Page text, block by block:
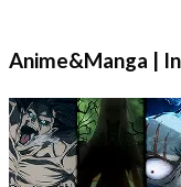
Anime&Manga |